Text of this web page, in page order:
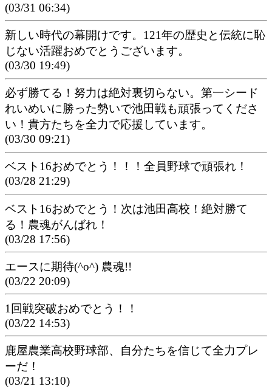
(03/31 06:34)
新しい時代の幕開けです。121年の歴史と伝統に恥
じない活躍おめでとうございます。
(03/30 19:49)
必ず勝てる！努力は絶対裏切らない。第一シード
れいめいに勝った勢いで池田戦も頑張ってくださ
い！貴方たちを全力で応援しています。
(03/30 09:21)
ベスト16おめでとう！！！全員野球で頑張れ！
(03/28 21:29)
ベスト16おめでとう！次は池田高校！絶対勝て
る！農魂がんばれ！
(03/28 17:56)
エースに期待(^o^) 農魂!!
(03/22 20:09)
1回戦突破おめでとう！！
(03/22 14:53)
鹿屋農業高校野球部、自分たちを信じて全力プレ
ーだ！
(03/21 13:10)